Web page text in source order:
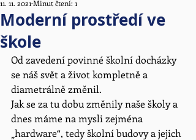
Moderní prostředí ve
škole
11. 11. 2021 Minut čtení: 1
Od zavedení povinné školní docházky
se náš svět a život kompletně a
diametrálně změnil.
Jak se za tu dobu změnily naše školy a
dnes máme na mysli zejména
„hardware“, tedy školní budovy a jejich